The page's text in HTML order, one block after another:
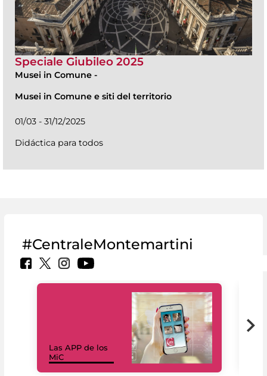
Speciale Giubileo 2025
Musei in Comune -
Musei in Comune e siti del territorio
01/03 - 31/12/2025
Didáctica para todos
#CentraleMontemartini
Las APP de los
MiC